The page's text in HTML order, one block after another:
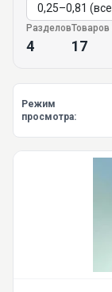
Разделов
4
Товаров
17
Режим
просмотра: